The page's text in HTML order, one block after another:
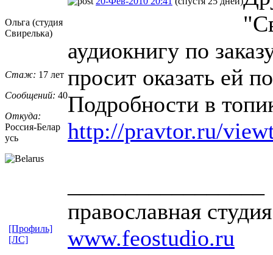
Ольга (студия
Свирелька)
Стаж: 17 лет
Сообщений: 40
Откуда:
Россия-Белар
усь
аудиокнигу по
просит оказать ей
Подробности в
http://pravtor.ru/
православная
www.feostudio.ru
[Профиль]
[ЛС]